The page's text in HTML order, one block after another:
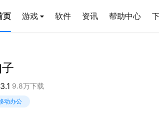
页 游戏 软件 资讯 帮助中心
3.1 9.8万下载
动办公